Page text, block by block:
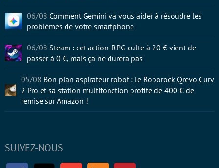
SUIVEZ-NOUS
06/08 Comment Gemini va vous aider à résoudre les
problèmes de votre smartphone
06/08 Steam : cet action-RPG culte à 20 € vient de
passer à 0 €, mais ça ne durera pas
05/08 Bon plan aspirateur robot : le Roborock Qrevo Curv
2 Pro et sa station multifonction profite de 400 € de
remise sur Amazon !